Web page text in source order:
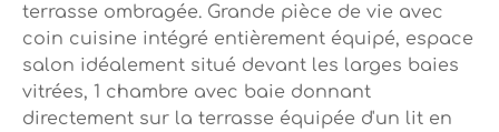
terrasse ombragée. Grande pièce de vie avec
coin cuisine intégré entièrement équipé, espace
salon idéalement situé devant les larges baies
vitrées, 1 chambre avec baie donnant
directement sur la terrasse équipée d'un lit en